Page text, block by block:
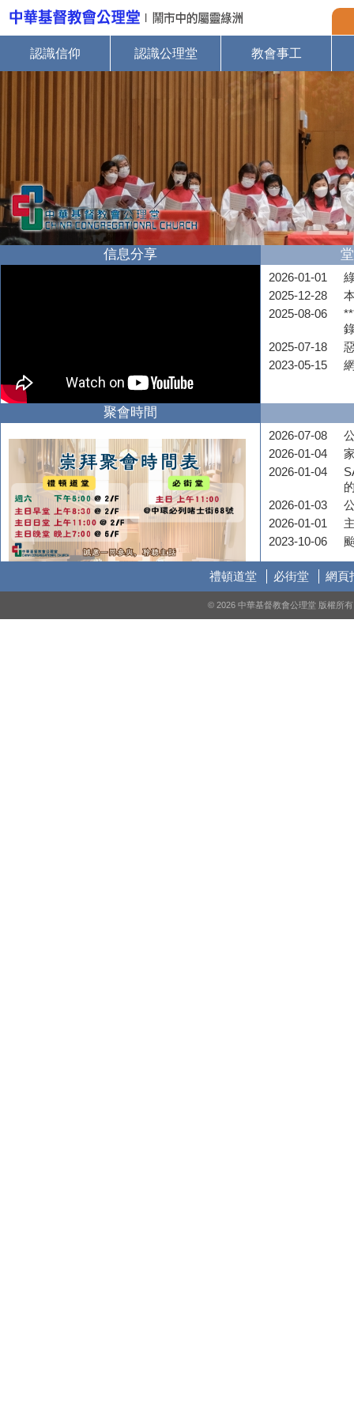
認識信仰 認識公理堂 教會事工
信息分享
2026-01-01
2025-12-28
2025-08-06
2025-07-18
2023-05-15
聚會時間
2026-07-08
2026-01-04
2026-01-04
2026-01-03
2026-01-01
2023-10-06
禮頓道堂 必街堂 網頁
© 2026 中華基督教會公理堂 版權所